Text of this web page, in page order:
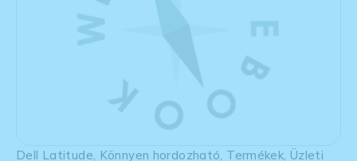
Dell Latitude Könnyen hordozható Termékek Üzleti